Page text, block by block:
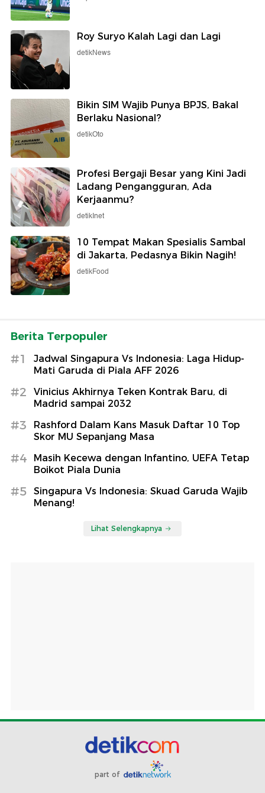
Roy Suryo Kalah Lagi dan Lagi
detikNews
Bikin SIM Wajib Punya BPJS, Bakal
Berlaku Nasional?
detikOto
Profesi Bergaji Besar yang Kini Jadi
Ladang Pengangguran, Ada
Kerjaanmu?
detikInet
10 Tempat Makan Spesialis Sambal
di Jakarta, Pedasnya Bikin Nagih!
detikFood
Berita Terpopuler
#1
Jadwal Singapura Vs Indonesia: Laga Hidup-
Mati Garuda di Piala AFF 2026
#2
Vinicius Akhirnya Teken Kontrak Baru, di
Madrid sampai 2032
#3
Rashford Dalam Kans Masuk Daftar 10 Top
Skor MU Sepanjang Masa
#4
Masih Kecewa dengan Infantino, UEFA Tetap
Boikot Piala Dunia
#5
Singapura Vs Indonesia: Skuad Garuda Wajib
Menang!
Lihat Selengkapnya
part of